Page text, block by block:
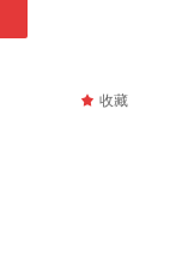
끄 收藏